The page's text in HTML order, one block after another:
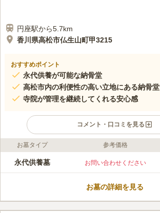
円座駅から5.7km
香川県高松市仏生山町甲3215
おすすめポイント
永代供養が可能な納骨堂
高松市内の利便性の高い立地にある納骨堂
寺院が管理を継続してくれる安心感
コメント・口コミを見る
口コミ評価
この霊園はまだ誰からも評価されていません。
お墓タイプ 参考価格
永代供養墓 お問い合わせください
お墓の詳細を見る